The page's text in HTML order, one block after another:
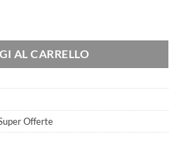
AL CARRELLO
Offerte